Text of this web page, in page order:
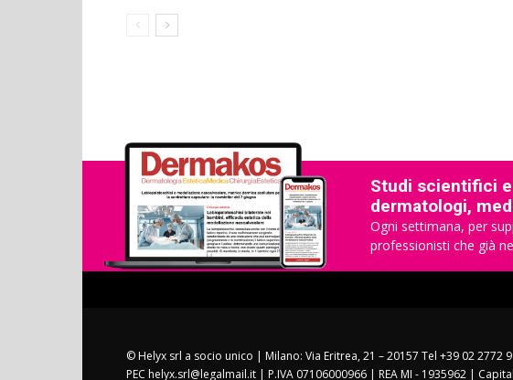
Studi scientifici
dermatologi,
Ogni settimana, per
professionisti che già
© Helyx srl a socio unico | Milano: Via Eritrea, 21 – 20157 Tel +39 02 2772
PEC helyx.srl@legalmail.it | P.IVA 07106000966 | REA MI - 1935962 |